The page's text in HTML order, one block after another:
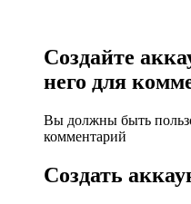
Создайте
него для
Вы должны быть
комментарий
Создать